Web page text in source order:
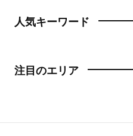
人気キーワード
注目のエリア